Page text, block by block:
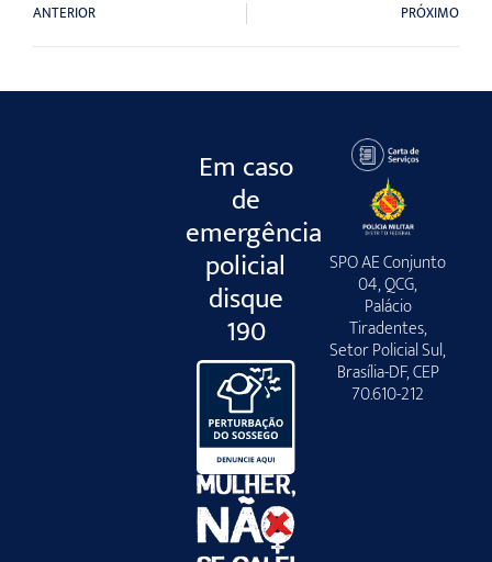
ANTERIOR PRÓXIMO
Em caso
de
emergência
policial
disque
190
SPO AE Conjunto
04, QCG,
Palácio
Tiradentes,
Setor Policial Sul,
Brasília-DF, CEP
70.610-212